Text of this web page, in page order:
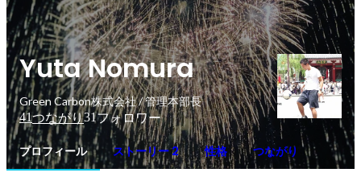
Yuta Nomura
Green Carbon株式会社 / 管理本部長
41つながり31フォロワー
プロフィール ストーリー 2 性格 つながり